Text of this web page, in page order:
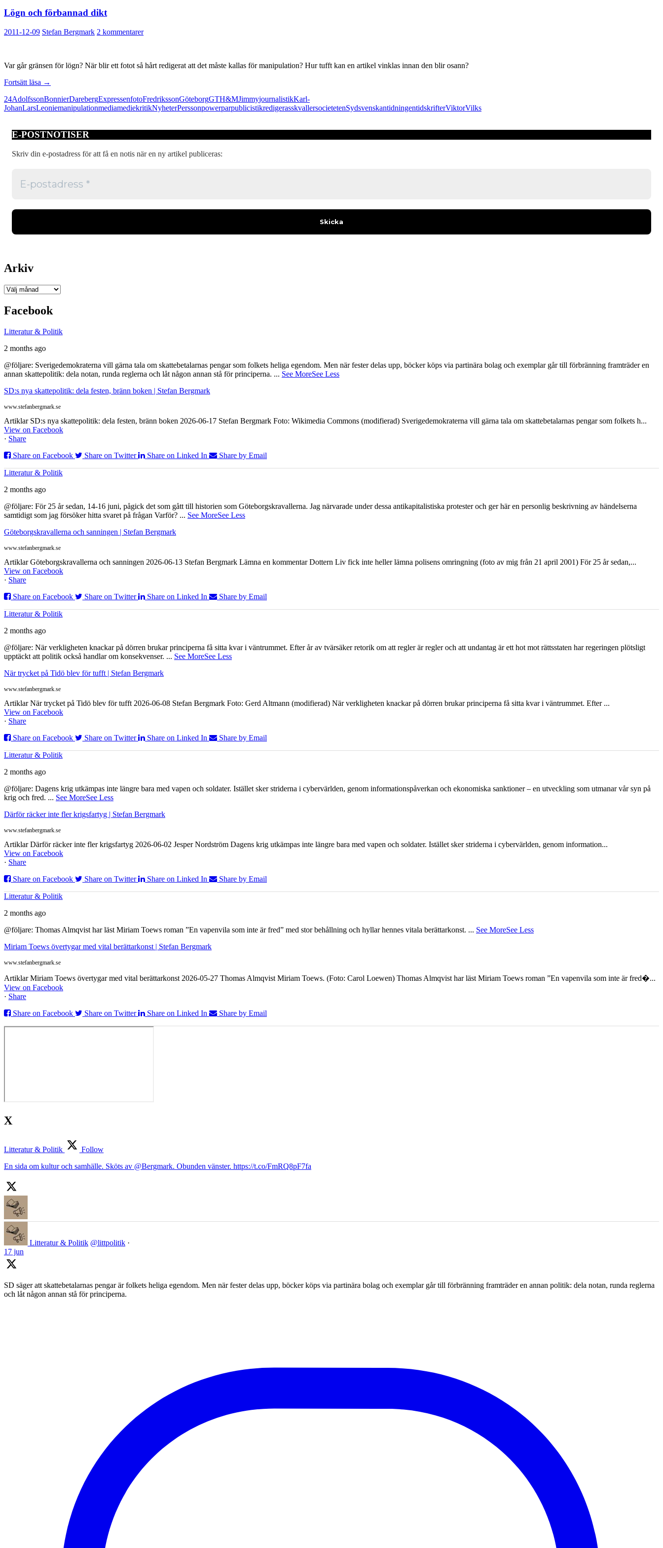
Lögn och förbannad dikt
2011-12-09 Stefan Bergmark 2 kommentarer
Var går gränsen för lögn? När blir ett fotot så hårt redigerat att det måste kallas för manipulation? Hur tufft kan en artikel vinklas innan den blir osann?
Fortsätt läsa Lögn
förbannad
dikt
→
24AdolfssonBonnierDarebergExpressenfotoFredrikssonGöteborgGTH&MJimmyjournalistikKarl-
JohanLarsLeoniemanipulationmediamediekritikNyheterPerssonpowerparpublicistikredigerasskvallersocietetenSydsvenskantidningentidskrifterViktorVilks
E-POSTNOTISER
Skriv din e-postadress för att få en notis när en ny artikel publiceras:
Arkiv
Arkiv
Facebook
Litteratur & Politik
2 months ago
@följare: Sverigedemokraterna vill gärna tala om skattebetalarnas pengar som folkets heliga egendom. Men när fester delas upp, böcker köps via partinära bolag och exemplar går till förbränning framträder en
annan skattepolitik: dela notan, runda reglerna och låt någon annan stå för principerna. ... See MoreSee Less
SD:s nya skattepolitik: dela festen, bränn boken | Stefan Bergmark
www.stefanbergmark.se
Artiklar SD:s nya skattepolitik: dela festen, bränn boken 2026-06-17 Stefan Bergmark Foto: Wikimedia Commons (modifierad) Sverigedemokraterna vill gärna tala om skattebetalarnas pengar som folkets h...
View on Facebook
· Share
Share on Facebook
Share on Twitter Share on Linked In Share by Email
Litteratur & Politik
2 months ago
@följare: För 25 år sedan, 14-16 juni, pågick det som gått till historien som Göteborgskravallerna. Jag närvarade under dessa antikapitalistiska protester och ger här en personlig beskrivning av händelserna
samtidigt som jag försöker hitta svaret på frågan Varför? ... See MoreSee Less
Göteborgskravallerna och sanningen | Stefan Bergmark
www.stefanbergmark.se
Artiklar Göteborgskravallerna och sanningen 2026-06-13 Stefan Bergmark Lämna en kommentar Dottern Liv fick inte heller lämna polisens omringning (foto av mig från 21 april 2001) För 25 år sedan,...
View on Facebook
· Share
Share on Facebook
Share on Twitter Share on Linked In Share by Email
Litteratur & Politik
2 months ago
@följare: När verkligheten knackar på dörren brukar principerna få sitta kvar i väntrummet. Efter år av tvärsäker retorik om att regler är regler och att undantag är ett hot mot rättsstaten har regeringen plötsligt
upptäckt att politik också handlar om konsekvenser. ... See MoreSee Less
När trycket på Tidö blev för tufft | Stefan Bergmark
www.stefanbergmark.se
Artiklar När trycket på Tidö blev för tufft 2026-06-08 Stefan Bergmark Foto: Gerd Altmann (modifierad) När verkligheten knackar på dörren brukar principerna få sitta kvar i väntrummet. Efter ...
View on Facebook
· Share
Share on Facebook
Share on Twitter Share on Linked In Share by Email
Litteratur & Politik
2 months ago
@följare: Dagens krig utkämpas inte längre bara med vapen och soldater. Istället sker striderna i cybervärlden, genom informationspåverkan och ekonomiska sanktioner – en utveckling som utmanar vår syn på
krig och fred. ... See MoreSee Less
Därför räcker inte fler krigsfartyg | Stefan Bergmark
www.stefanbergmark.se
Artiklar Därför räcker inte fler krigsfartyg 2026-06-02 Jesper Nordström Dagens krig utkämpas inte längre bara med vapen och soldater. Istället sker striderna i cybervärlden, genom information...
View on Facebook
· Share
Share on Facebook
Share on Twitter Share on Linked In Share by Email
Litteratur & Politik
2 months ago
@följare: Thomas Almqvist har läst Miriam Toews roman ”En vapenvila som inte är fred” med stor behållning och hyllar hennes vitala berättarkonst. ... See MoreSee Less
Miriam Toews övertygar med vital berättarkonst | Stefan Bergmark
www.stefanbergmark.se
Artiklar Miriam Toews övertygar med vital berättarkonst 2026-05-27 Thomas Almqvist Miriam Toews. (Foto: Carol Loewen) Thomas Almqvist har läst Miriam Toews roman ”En vapenvila som inte är fred�...
View on Facebook
· Share
Share on Facebook
Share on Twitter Share on Linked In Share by Email
X
Litteratur & Politik
Follow
En sida om kultur och samhälle. Sköts av @Bergmark. Obunden vänster. https://t.co/FmRQ8pF7fa
Litteratur & Politik @littpolitik ·
17 jun
SD säger att skattebetalarnas pengar är folkets heliga egendom. Men när fester delas upp, böcker köps via partinära bolag och exemplar går till förbränning framträder en annan politik: dela notan, runda reglerna
och låt någon annan stå för principerna.